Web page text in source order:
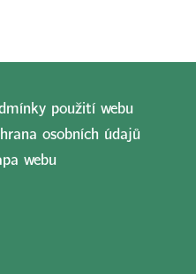
použití webu
osobních údajů
webu